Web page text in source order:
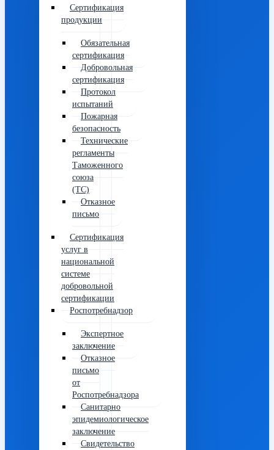
Сертификация
продукции
Обязательная
сертификация
Добровольная
сертификация
Протокол
испытаний
Пожарная
безопасность
Технические
регламенты
Таможенного
союза
(ТС)
Отказное
письмо
Сертификация
услуг в
национальной
системе
добровольной
сертификации
Роспотребнадзор
Экспертное
заключение
Отказное
письмо
от
Роспотребнадзора
Санитарно
эпидемиологическое
заключение
Свидетельство